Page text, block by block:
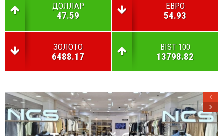
ДОЛЛАР
47.59
ЕВРО
54.93
ЗОЛОТО
6488.17
BIST 100
13798.82